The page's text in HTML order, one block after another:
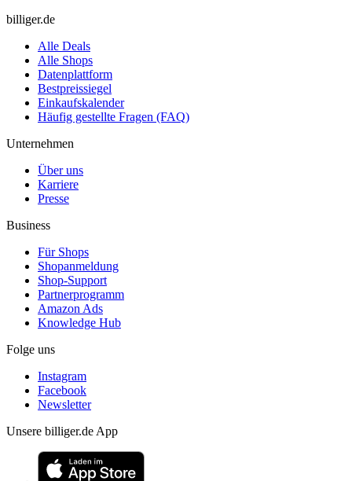
billiger.de
Alle Deals
Alle Shops
Datenplattform
Bestpreissiegel
Einkaufskalender
Häufig gestellte Fragen (FAQ)
Unternehmen
Über uns
Karriere
Presse
Business
Für Shops
Shopanmeldung
Shop-Support
Partnerprogramm
Amazon Ads
Knowledge Hub
Folge uns
Instagram
Facebook
Newsletter
Unsere billiger.de App